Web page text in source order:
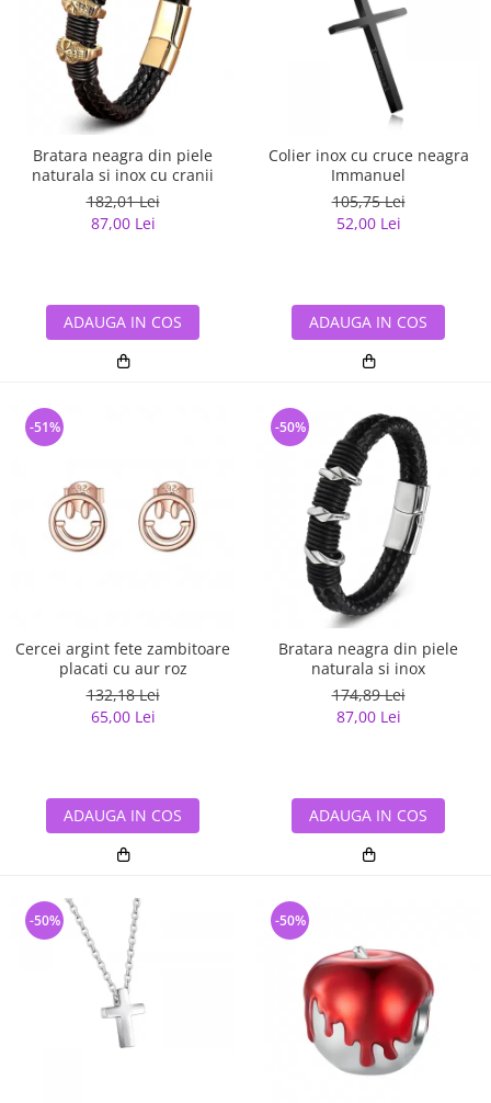
Bratara neagra din piele
naturala si inox cu cranii
182,01 Lei
87,00 Lei
ADAUGA IN COS
Colier inox cu cruce neagra
Immanuel
105,75 Lei
52,00 Lei
ADAUGA IN COS
Cercei argint fete zambitoare
placati cu aur roz
132,18 Lei
65,00 Lei
-51%
ADAUGA IN COS
Bratara neagra din piele
naturala si inox
174,89 Lei
87,00 Lei
-50%
ADAUGA IN COS
-50% -50%